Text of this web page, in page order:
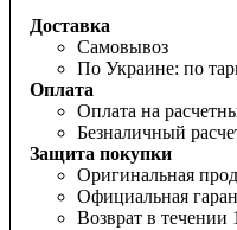
Доставка
Самовывоз
По Украине: по
Оплата
Оплата на
Безналичный
Защита покупки
Оригинальная
Официальная
Возврат в течении